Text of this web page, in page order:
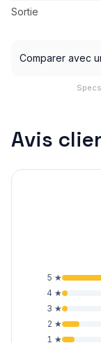
Sortie
Comparer avec
Avis
5 ★
4 ★
3 ★
2 ★
1 ★